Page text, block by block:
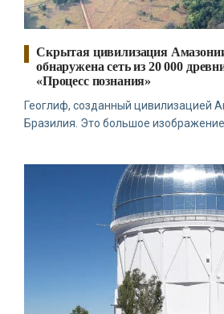
Скрытая цивилизация
обнаружена сеть из 20 000
«Процесс познания»
Геоглиф, созданный цивилизацией
Бразилия. Это большое